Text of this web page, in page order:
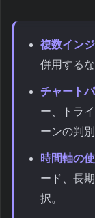
複数イン
併用する
チャート
ー、トラ
ーンの判別
時間軸の
ード、長
択。